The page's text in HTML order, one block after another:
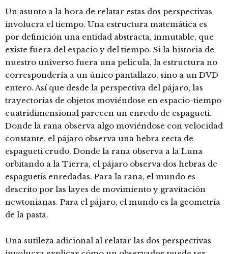
Un asunto a la hora de relatar estas dos perspectivas
involucra el tiempo. Una estructura matemática es
por definición una entidad abstracta, inmutable, que
existe fuera del espacio y del tiempo. Si la historia de
nuestro universo fuera una película, la estructura no
correspondería a un único pantallazo, sino a un DVD
entero. Así que desde la perspectiva del pájaro, las
trayectorias de objetos moviéndose en espacio-tiempo
cuatridimensional parecen un enredo de espagueti.
Donde la rana observa algo moviéndose con velocidad
constante, el pájaro observa una hebra recta de
espagueti crudo. Donde la rana observa a la Luna
orbitando a la Tierra, el pájaro observa dos hebras de
espaguetis enredadas. Para la rana, el mundo es
descrito por las layes de movimiento y gravitación
newtonianas. Para el pájaro, el mundo es la geometría
de la pasta.
Una sutileza adicional al relatar las dos perspectivas